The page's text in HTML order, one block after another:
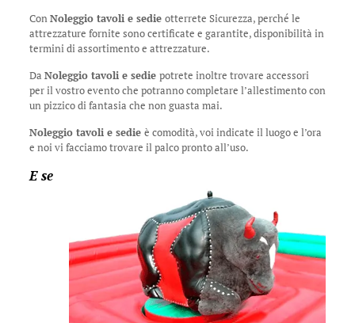
ConNoleggio tavoli e sedie otterrete Sicurezza, perché le
attrezzature fornite sono certificate e garantite, disponibilità in
termini di assortimento e attrezzature.
Da Noleggio tavoli e sedie potrete inoltre trovare accessori
per il vostro evento che potranno completare l’allestimento con
un pizzico di fantasia che non guasta mai.
Noleggio tavoli e sedie è comodità, voi indicate il luogo e l’ora
e noi vi facciamo trovare il palco pronto all’uso.
E se